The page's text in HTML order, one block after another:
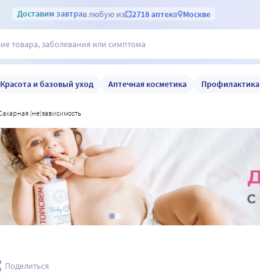
Доставим завтрав любую из 2718 аптекв Москве
Красота и базовый уход Аптечная косметика
сахарная (не)зависимость
Поделиться